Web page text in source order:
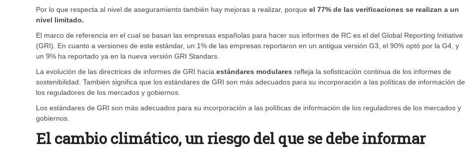
Por lo que respecta al nivel de aseguramiento también hay mejoras a realizar, porque el 77% de las verificaciones se realizan a un
nivel limitado.
El marco de referencia en el cual se basan las empresas españolas para hacer sus informes de RC es el del Global Reporting Initiative
(GRI). En cuanto a versiones de este estándar, un 1% de las empresas reportaron en un antigua versión G3, el 90% optó por la G4, y
un 9% ha reportado ya en la nueva versión GRI Standars.
La evolución de las directrices de informes de GRI hacia estándares modulares refleja la sofisticación continua de los informes de
sostenibilidad. También significa que los estándares de GRI son más adecuados para su incorporación a las políticas de información de
los reguladores de los mercados y gobiernos.
Los estándares de GRI son más adecuados para su incorporación a las políticas de información de los reguladores de los mercados y
gobiernos.
El cambio climático, un riesgo del que se debe informar